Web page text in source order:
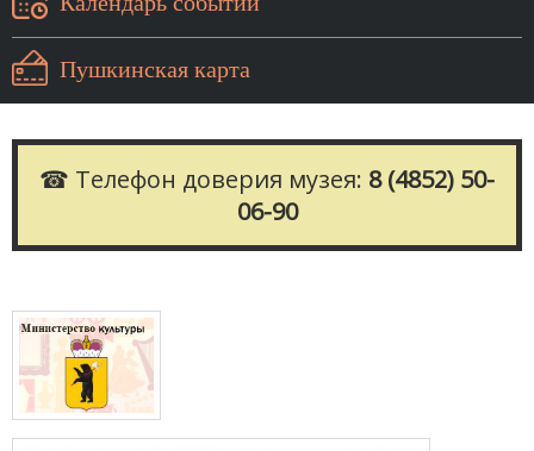
Пушкинская карта
☎ Телефон доверия музея: 8 (4852) 50-
06-90